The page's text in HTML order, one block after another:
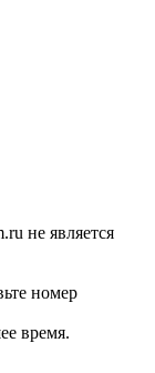
не является
номер
время.